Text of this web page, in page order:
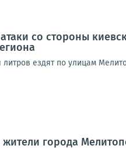
со стороны
ездят по улицам
города